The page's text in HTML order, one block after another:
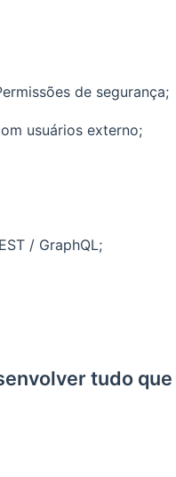
de segurança;
usuários externo;
/ GraphQL;
tudo que